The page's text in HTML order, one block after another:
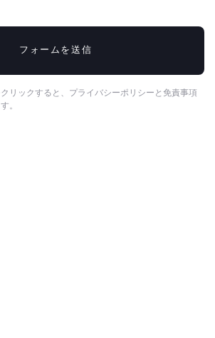
フォームを送信
リックすると、プライバシーポリシーと免責事項
。